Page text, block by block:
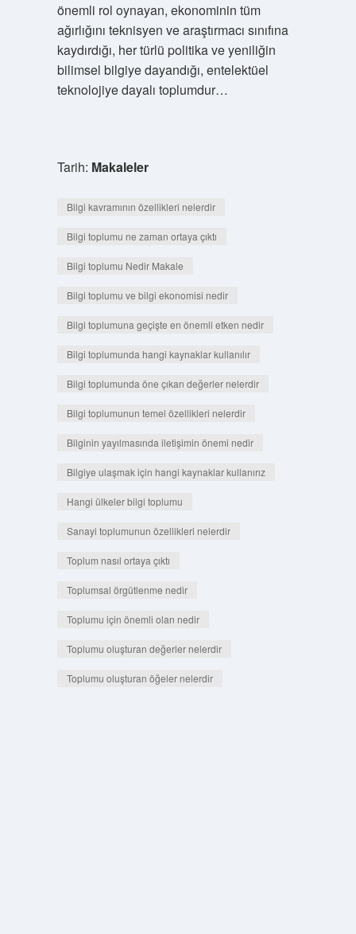
önemli rol oynayan, ekonominin tüm
ağırlığını teknisyen ve araştırmacı sınıfına
kaydırdığı, her türlü politika ve yeniliğin
bilimsel bilgiye dayandığı, entelektüel
teknolojiye dayalı toplumdur…
Tarih: Makaleler
Bilgi kavramının özellikleri nelerdir
Bilgi toplumu ne zaman ortaya çıktı
Bilgi toplumu Nedir Makale
Bilgi toplumu ve bilgi ekonomisi nedir
Bilgi toplumuna geçişte en önemli etken nedir
Bilgi toplumunda hangi kaynaklar kullanılır
Bilgi toplumunda öne çıkan değerler nelerdir
Bilgi toplumunun temel özellikleri nelerdir
Bilginin yayılmasında iletişimin önemi nedir
Bilgiye ulaşmak için hangi kaynaklar kullanırız
Hangi ülkeler bilgi toplumu
Sanayi toplumunun özellikleri nelerdir
Toplum nasıl ortaya çıktı
Toplumsal örgütlenme nedir
Toplumu için önemli olan nedir
Toplumu oluşturan değerler nelerdir
Toplumu oluşturan öğeler nelerdir